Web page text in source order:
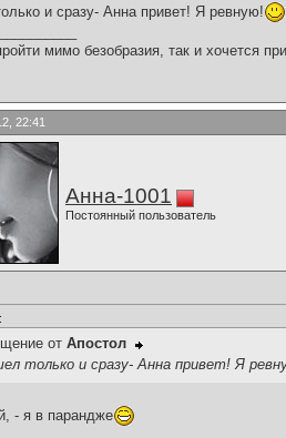
и сразу- Анна привет! Я ревную!
мимо безобразия, так и хочется
22:41
Анна-1001
Постоянный пользователь
от Апостол
только и сразу- Анна привет! Я
- я в парандже